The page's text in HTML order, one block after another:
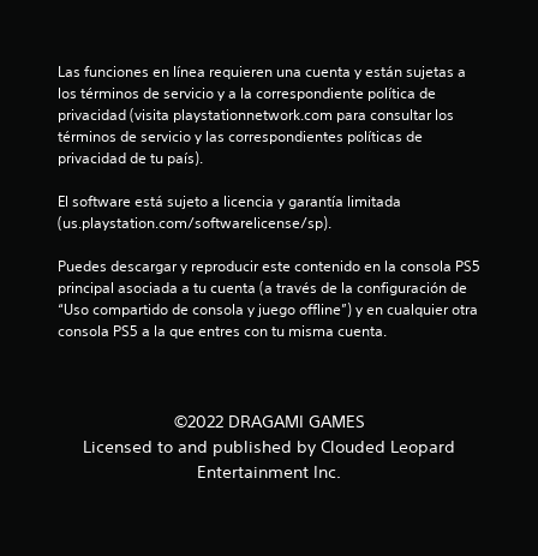
Las funciones en línea requieren una cuenta y están sujetas a
los términos de servicio y a la correspondiente política de
privacidad (visita playstationnetwork.com para consultar los
términos de servicio y las correspondientes políticas de
privacidad de tu país).
El software está sujeto a licencia y garantía limitada
(us.playstation.com/softwarelicense/sp).
Puedes descargar y reproducir este contenido en la consola PS5
principal asociada a tu cuenta (a través de la configuración de
“Uso compartido de consola y juego offline”) y en cualquier otra
consola PS5 a la que entres con tu misma cuenta.
©2022 DRAGAMI GAMES
Licensed to and published by Clouded Leopard
Entertainment Inc.